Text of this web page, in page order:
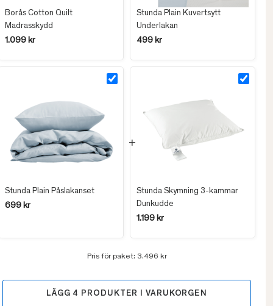
Borås Cotton Quilt
Madrasskydd
1.099 kr
Stunda Plain Kuvertsytt
Underlakan
499 kr
Stunda Plain Påslakanset
699 kr
Stunda Skymning 3-kammar
Dunkudde
1.199 kr
Pris för paket: 3.496 kr
LÄGG 4 PRODUKTER I VARUKORGEN